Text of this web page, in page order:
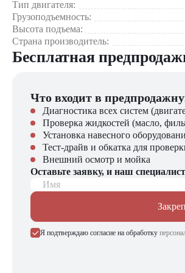
Где применяется Heli CDD12 M360?
Склады розничных сетей – для
Логистические центры – обработка
Малые и средние склады –
Почему стоит выбрать Heli CDD12
Точность — Плавное подъём и
Экологичность — Отсутствие
Скорость — Быстрое перемещение и
Универсальность — Подходит для
Компания "ЦТО" – официальный
погрузчиков, малой складской
Тип двигателя:
Грузоподъемность:
Высота подъема:
Страна производитель:
Бесплатная
Что входит в
Диагностика всех систем
Проверка жидкостей (масло,
Установка навесного
Тест-драйв и обкатка для
Внешний осмотр и мойка
Оставьте заявку, и наш
Имя
Я подтверждаю согласие на обработку